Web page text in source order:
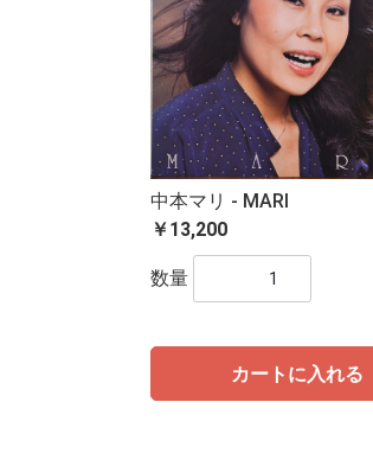
中本マリ - MARI
￥13,200
数量
カートに入れる